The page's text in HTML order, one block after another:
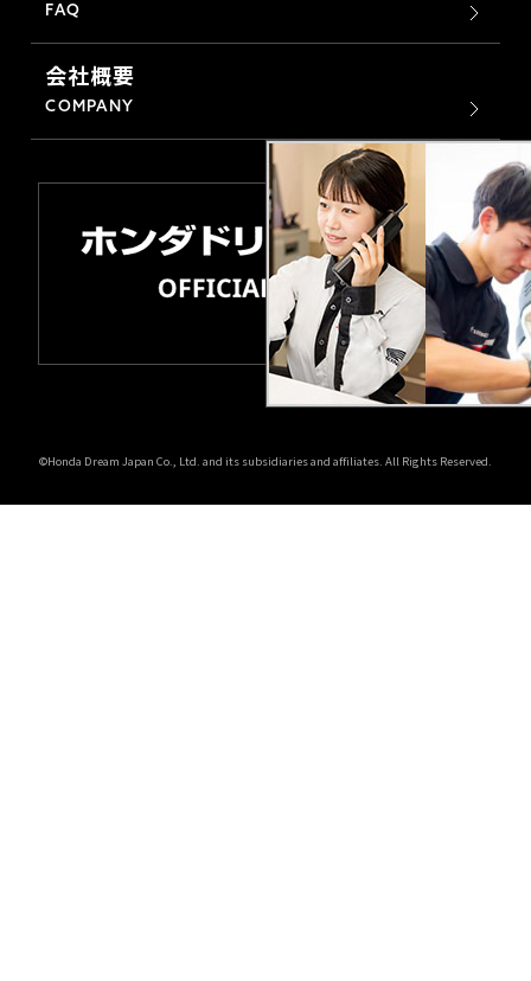
FAQ
会社概要
COMPANY
©Honda Dream Japan Co., Ltd. and its subsidiaries and affiliates. All Rights Reserved.